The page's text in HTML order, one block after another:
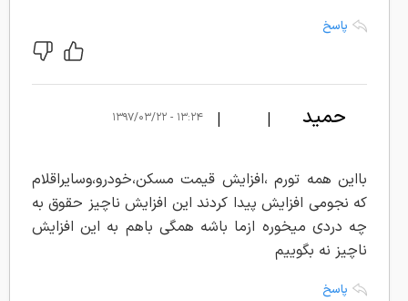
پاسخ
حمید |
| ۱۳:۲۴ - ۱۳۹۷/۰۳/۲۲
بااین همه تورم ،افزایش قیمت مسکن،خودرو،وسایراقلام
که نجومی افزایش پیدا کردند این افزایش ناچیز حقوق به
چه دردی میخوره ازما باشه همگی باهم به این افزایش
ناچیز نه بگوییم
پاسخ